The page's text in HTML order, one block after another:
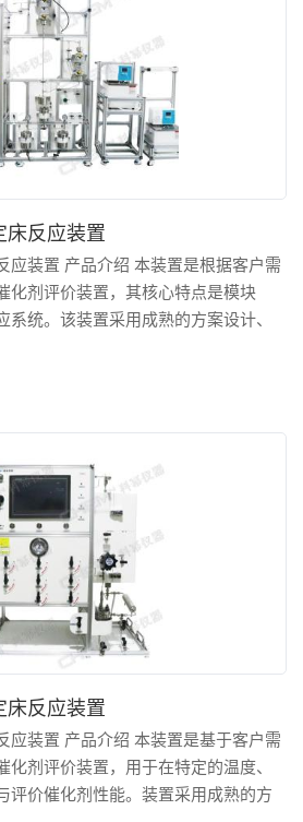
床反应装置
应装置 产品介绍 本装置是根据客户需
化剂评价装置，其核心特点是模块
系统。该装置采用成熟的方案设计、
全连锁，并配有安全阀和紧急切断功
卓）远程查看和操控。设备采用模块化
床反应装置
应装置 产品介绍 本装置是基于客户需
化剂评价装置，用于在特定的温度、
评价催化剂性能。装置采用成熟的方